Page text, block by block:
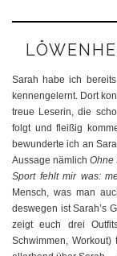
Sarah habe ich
kennengelernt. Dort
treue Leserin, die
folgt und fleißig
bewunderte ich an
Aussage nämlich Ohne
Sport fehlt mir was:
Mensch, was man
deswegen ist Sarah’s
zeigt euch drei
Schwimmen,